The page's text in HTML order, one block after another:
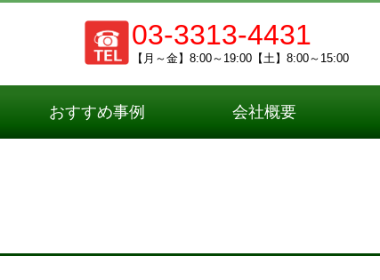
03-3313-4431
【月～金】8:00～19:00【土】8:00～15:00
おすすめ事例 会社概要